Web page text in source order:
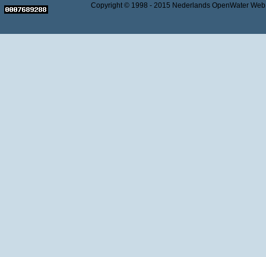
Copyright © 1998 - 2015 Nederlands OpenWater